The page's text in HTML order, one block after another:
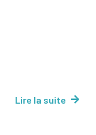
Lire la suite